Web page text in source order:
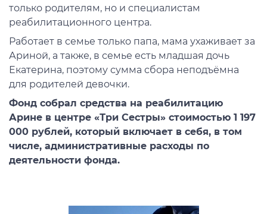
только родителям, но и специалистам
реабилитационного центра.
Работает в семье только папа, мама ухаживает за
Ариной, а также, в семье есть младшая дочь
Екатерина, поэтому сумма сбора неподъёмна
для родителей девочки.
Фонд собрал средства на реабилитацию
Арине в центре «Три Сестры» стоимостью 1 197
000 рублей, который включает в себя, в том
числе, административные расходы по
деятельности фонда.